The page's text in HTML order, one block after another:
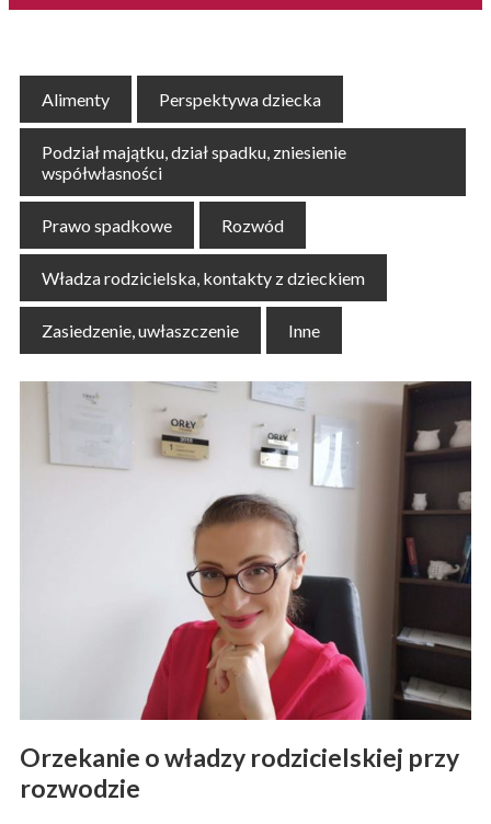
Alimenty Perspektywa dziecka
Podział majątku, dział spadku, zniesienie
współwłasności
Prawo spadkowe Rozwód
Władza rodzicielska, kontakty z dzieckiem
Zasiedzenie, uwłaszczenie Inne
Orzekanie o władzy rodzicielskiej przy
rozwodzie